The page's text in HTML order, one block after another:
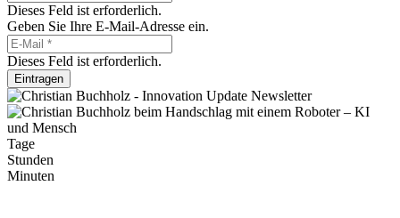
Dieses Feld ist erforderlich.
Geben Sie Ihre E-Mail-Adresse ein.
Dieses Feld ist erforderlich.
Eintragen
Tage
Stunden
Minuten